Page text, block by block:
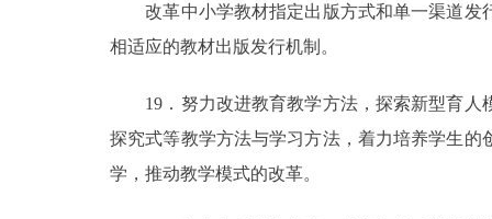
改革中小学教材指定出版方式和单一渠道发
相适应的教材出版发行机制。
19．努力改进教育教学方法，探索新型育人
探究式等教学方法与学习方法，着力培养学生
学，推动教学模式的改革。